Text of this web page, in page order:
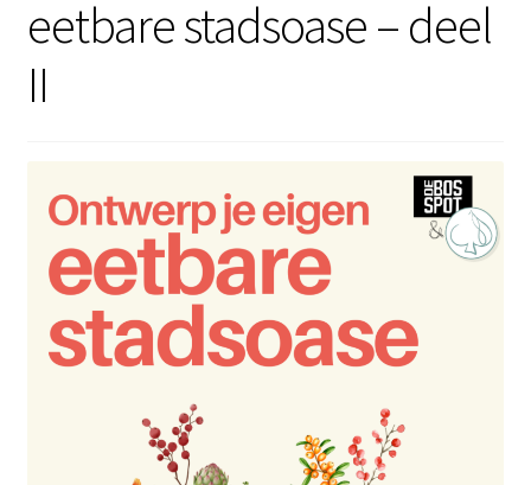
eetbare stadsoase – deel
II